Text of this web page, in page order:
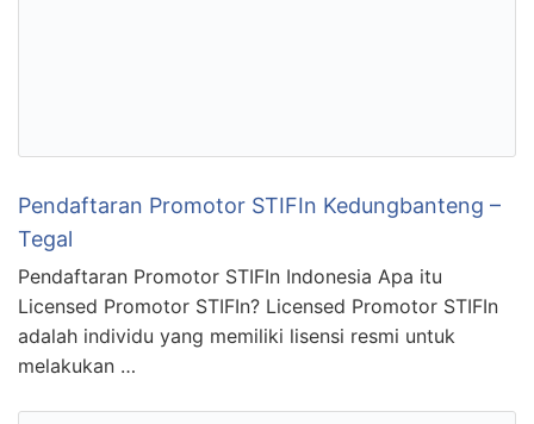
Pendaftaran Promotor STIFIn Kedungbanteng –
Tegal
Pendaftaran Promotor STIFIn Indonesia Apa itu
Licensed Promotor STIFIn? Licensed Promotor STIFIn
adalah individu yang memiliki lisensi resmi untuk
melakukan …